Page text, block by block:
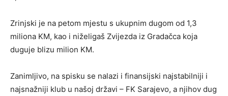
Zrinjski je na petom mjestu s ukupnim dugom od 1,3
miliona KM, kao i niželigaš Zvijezda iz Gradačca koja
duguje blizu milion KM.
Zanimljivo, na spisku se nalazi i finansijski najstabilniji i
najsnažniji klub u našoj državi – FK Sarajevo, a njihov dug